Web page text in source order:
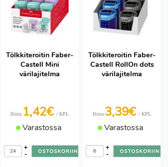
Tölkkiteroitin Faber-
Castell Mini
värilajitelma
Hinta 1,42€/ KPL
Varastossa
-
+
Tölkkiteroitin Faber-
Castell RollOn dots
värilajitelma
Hinta 3,39€/ KPL
Varastossa
-
+